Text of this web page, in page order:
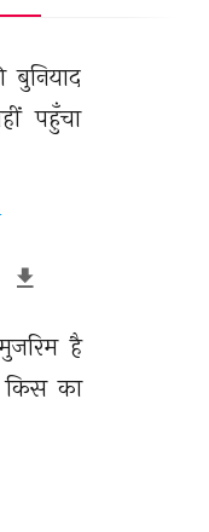
बुनियाद
पहुँचा
है
किस का